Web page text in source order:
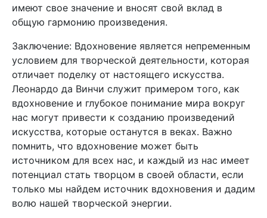
имеют свое значение и вносят свой вклад в
общую гармонию произведения.
Заключение: Вдохновение является непременным
условием для творческой деятельности, которая
отличает поделку от настоящего искусства.
Леонардо да Винчи служит примером того, как
вдохновение и глубокое понимание мира вокруг
нас могут привести к созданию произведений
искусства, которые останутся в веках. Важно
помнить, что вдохновение может быть
источником для всех нас, и каждый из нас имеет
потенциал стать творцом в своей области, если
только мы найдем источник вдохновения и дадим
волю нашей творческой энергии.